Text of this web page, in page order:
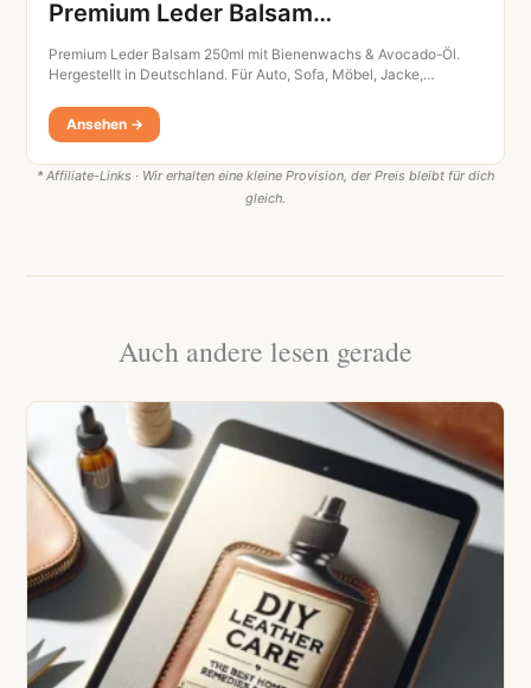
Premium Leder Balsam…
Premium Leder Balsam 250ml mit Bienenwachs & Avocado-Öl.
Hergestellt in Deutschland. Für Auto, Sofa, Möbel, Jacke,…
Ansehen →
* Affiliate-Links · Wir erhalten eine kleine Provision, der Preis bleibt für dich
gleich.
Auch andere lesen gerade